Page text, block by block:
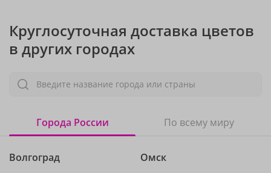
Круглосуточная доставка цветов
в других городах
Введите название города или страны
Города России По всему миру
Волгоград
Омск